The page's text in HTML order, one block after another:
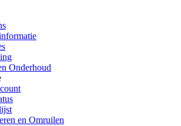
Onderhoud
en Omruilen